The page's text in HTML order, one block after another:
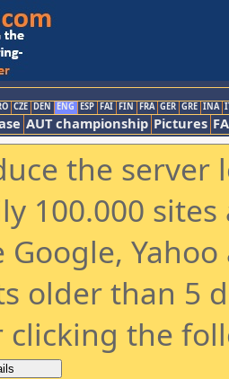
CZE DEN ENG ESP FAI FIN FRA GER GRE INA
AUT championship Pictures
the
100.000
older than 5
clicking the